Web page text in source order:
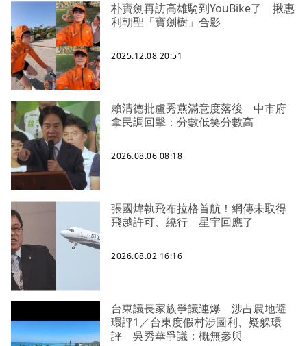
朴寶劍再訪高雄騎到YouBike了 揪惠
利朝聖「寶劍樹」合影
2025.12.08 20:51
賴清德批盧秀燕滿意度落後 中市府
拿民調回擊：分數低笑分數高
2026.08.06 08:18
張國煒執飛布拉格首航！網傳未取得
飛越許可、繞行 星宇回應了
2026.08.02 16:16
台東議長家族爭議連爆 涉占農地避
環評1／台東度假村涉圖利、疑躲環
評 吳秀華爭議：概無參與